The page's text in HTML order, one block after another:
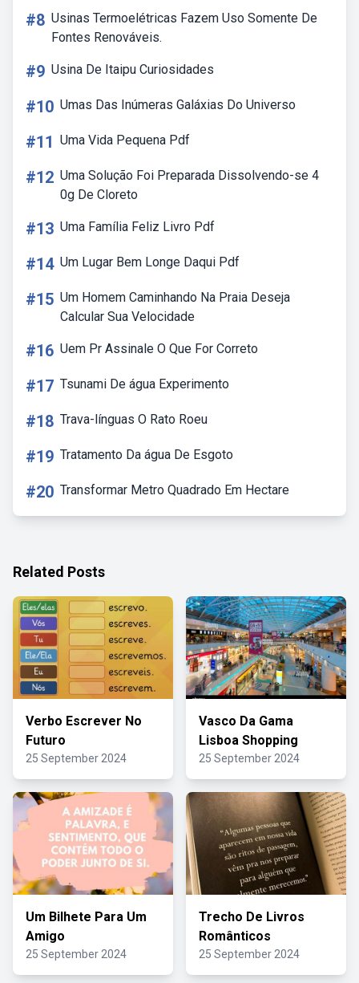
#8 Usinas Termoelétricas Fazem Uso Somente De
Fontes Renováveis.
#9 Usina De Itaipu Curiosidades
#10 Umas Das Inúmeras Galáxias Do Universo
#11 Uma Vida Pequena Pdf
#12 Uma Solução Foi Preparada Dissolvendo-se 4
0g De Cloreto
#13 Uma Família Feliz Livro Pdf
#14 Um Lugar Bem Longe Daqui Pdf
#15 Um Homem Caminhando Na Praia Deseja
Calcular Sua Velocidade
#16 Uem Pr Assinale O Que For Correto
#17 Tsunami De água Experimento
#18 Trava-línguas O Rato Roeu
#19 Tratamento Da água De Esgoto
#20 Transformar Metro Quadrado Em Hectare
Related Posts
Verbo Escrever No
Futuro
25 September 2024
Vasco Da Gama
Lisboa Shopping
25 September 2024
Um Bilhete Para Um
Amigo
25 September 2024
Trecho De Livros
Românticos
25 September 2024